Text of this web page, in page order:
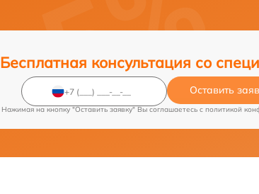
Бесплатная консультация со
Оставить
Нажимая на кнопку "Оставить заявку" Вы соглашаетесь c политикой